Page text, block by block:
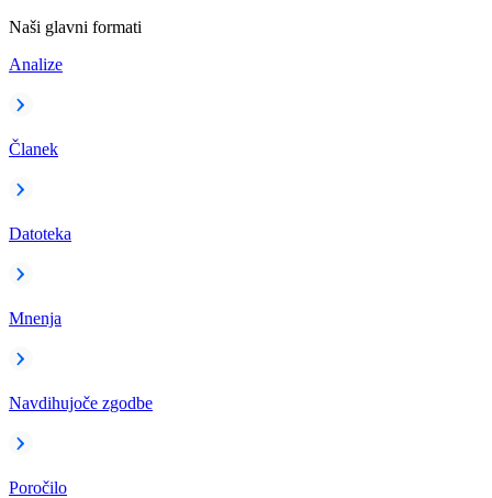
Naši glavni formati
Analize
Članek
Datoteka
Mnenja
Navdihujoče zgodbe
Poročilo